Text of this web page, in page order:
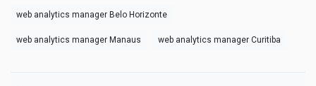
web analytics manager Belo Horizonte
web analytics manager Manaus web analytics manager Curitiba